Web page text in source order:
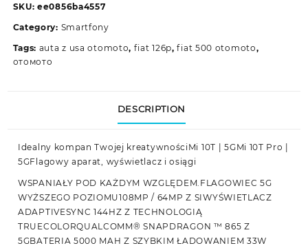
SKU: ee0856ba4557
Category: Smartfony
Tags: auta z usa otomoto, fiat 126p,fiat 500 otomoto,
отомото
DESCRIPTION
Idealny kompan Twojej kreatywnościMi 10T | 5GMi 10T Pro |
5GFlagowy aparat, wyświetlacz i osiągi
WSPANIAŁY POD KAŻDYM WZGLĘDEM.FLAGOWIEC 5G
WYŻSZEGO POZIOMU108MP / 64MP Z SIWYŚWIETLACZ
ADAPTIVESYNC 144HZ Z TECHNOLOGIĄ
TRUECOLORQUALCOMM® SNAPDRAGON ™ 865 Z
5GBATERIA 5000 MAH Z SZYBKIM ŁADOWANIEM 33W